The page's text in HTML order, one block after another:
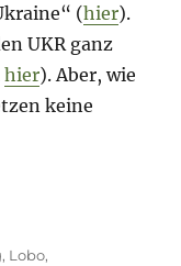
(hier).
UKR ganz
hier). Aber, wie
keine
– Tag 205“
, Lobo,